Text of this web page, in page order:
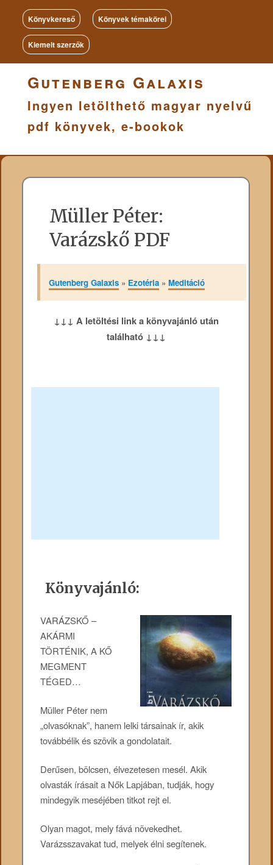
Könyvkereső Könyvek témakörei
Kiemelt szerzők
Gutenberg Galaxis
Ingyen letölthető magyar nyelvű
pdf könyvek, e-bookok
Müller Péter:
Varázskő PDF
Gutenberg Galaxis» Ezotéria» Meditáció
↓↓↓ A letöltési link a könyvajánló után
található ↓↓↓
Könyvajánló:
VARÁZSKŐ –
AKÁRMI
TÖRTÉNIK, A KŐ
MEGMENT
TÉGED…
Müller Péter nem
„olvasóknak”, hanem lelki társainak ír, akik
továbbélik és szövik a gondolatait.
Derűsen, bölcsen, élvezetesen mesél. Akik
olvasták írásait a Nők Lapjában, tudják, hogy
mindegyik meséjében titkot rejt el.
Olyan magot, mely fává növekedhet.
Varázsszavakat tud, melyek élni segítenek.